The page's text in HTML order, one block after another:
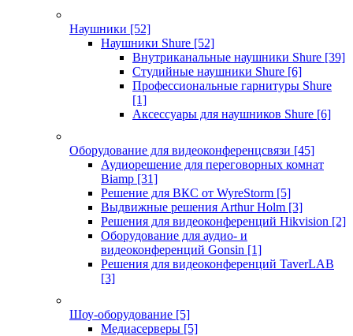
Наушники [52]
Наушники Shure [52]
Внутриканальные наушники Shure [39]
Студийные наушники Shure [6]
Профессиональные гарнитуры Shure
[1]
Аксессуары для наушников Shure [6]
Оборудование для видеоконференцсвязи [45]
Аудиорешение для переговорных комнат
Biamp [31]
Решение для ВКС от WyreStorm [5]
Выдвижные решения Arthur Holm [3]
Решения для видеоконференций Hikvision [2]
Оборудование для аудио- и
видеоконференций Gonsin [1]
Решения для видеоконференций TaverLAB
[3]
Шоу-оборудование [5]
Медиасерверы [5]